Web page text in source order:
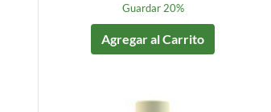
Guardar 20%
Agregar al Carrito